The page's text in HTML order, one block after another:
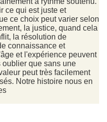
ce qui est juste et
ce choix peut varier selon
la justice, quand cela
la résolution de
connaissance et
et l'expérience peuvent
oublier que sans une
peut très facilement
Notre histoire nous en